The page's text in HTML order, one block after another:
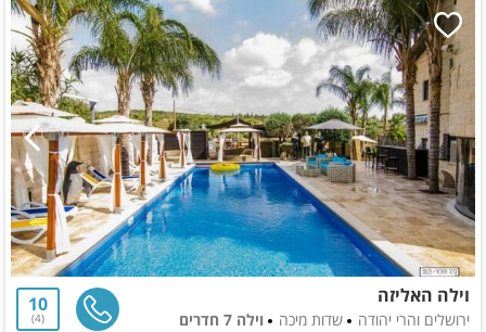
וילה האליזה
ירושלים והרי יהודה שדות מיכה
וילה 7 חדרים
10
4